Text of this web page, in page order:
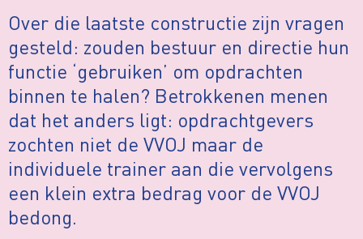
Over die laatste constructie zijn vragen
gesteld: zouden bestuur en directie hun
functie ‘gebruiken’ om opdrachten
binnen te halen? Betrokkenen menen
dat het anders ligt: opdrachtgevers
zochten niet de VVOJ maar de
individuele trainer aan die vervolgens
een klein extra bedrag voor de VVOJ
bedong.